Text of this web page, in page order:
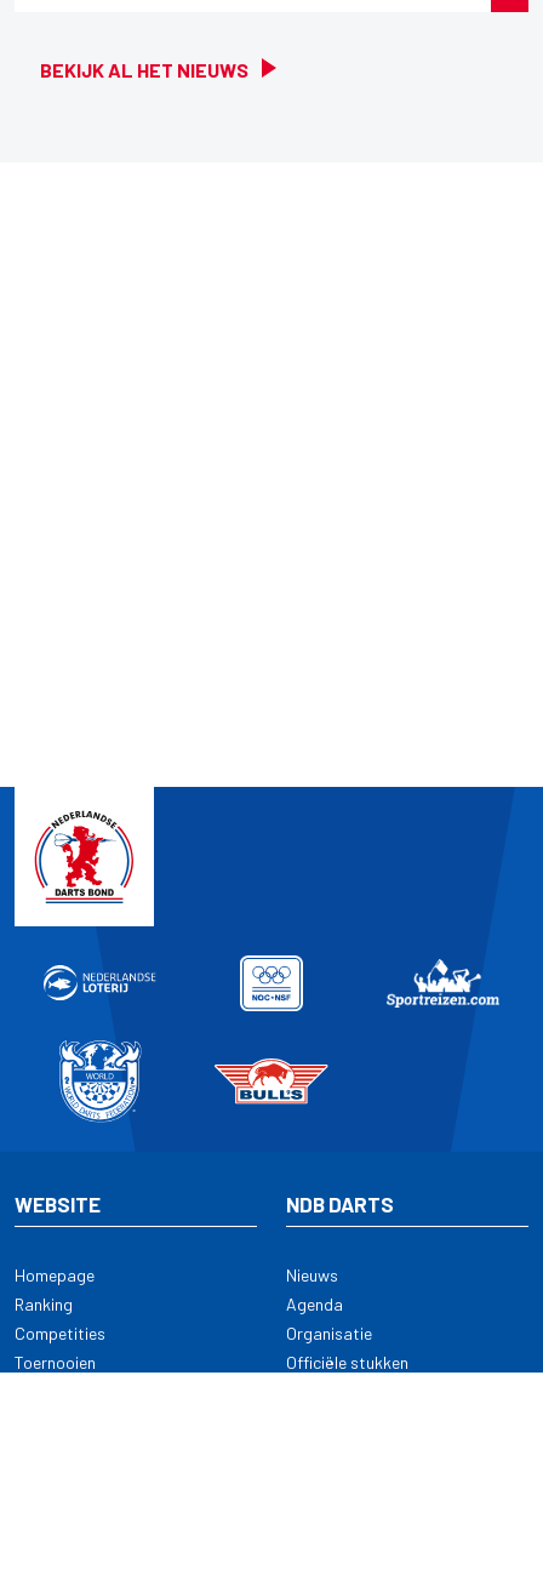
BEKIJK AL HET NIEUWS
WEBSITE
Homepage
Ranking
Competities
Toernooien
NDB DARTS
Nieuws
Agenda
Organisatie
Officiële stukken